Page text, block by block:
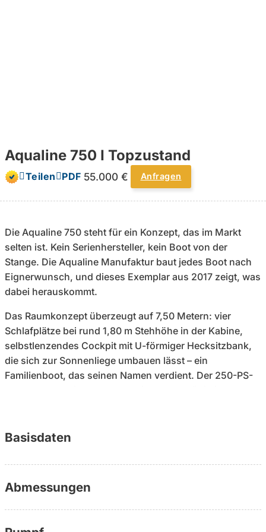
Aqualine 750 I Topzustand
Teilen PDF 55.000 € Anfragen
Die Aqualine 750 steht für ein Konzept, das im Markt
selten ist. Kein Serienhersteller, kein Boot von der
Stange. Die Aqualine Manufaktur baut jedes Boot nach
Eignerwunsch, und dieses Exemplar aus 2017 zeigt, was
dabei herauskommt.
Das Raumkonzept überzeugt auf 7,50 Metern: vier
Schlafplätze bei rund 1,80 m Stehhöhe in der Kabine,
selbstlenzendes Cockpit mit U-förmiger Hecksitzbank,
die sich zur Sonnenliege umbauen lässt – ein
Familienboot, das seinen Namen verdient. Der 250-PS-
Das Boot fährt dorthin, wo Sie Wasser finden. (Trailer
Betriebsstunden, gepflegte Ausführung.
Basisdaten
Abmessungen